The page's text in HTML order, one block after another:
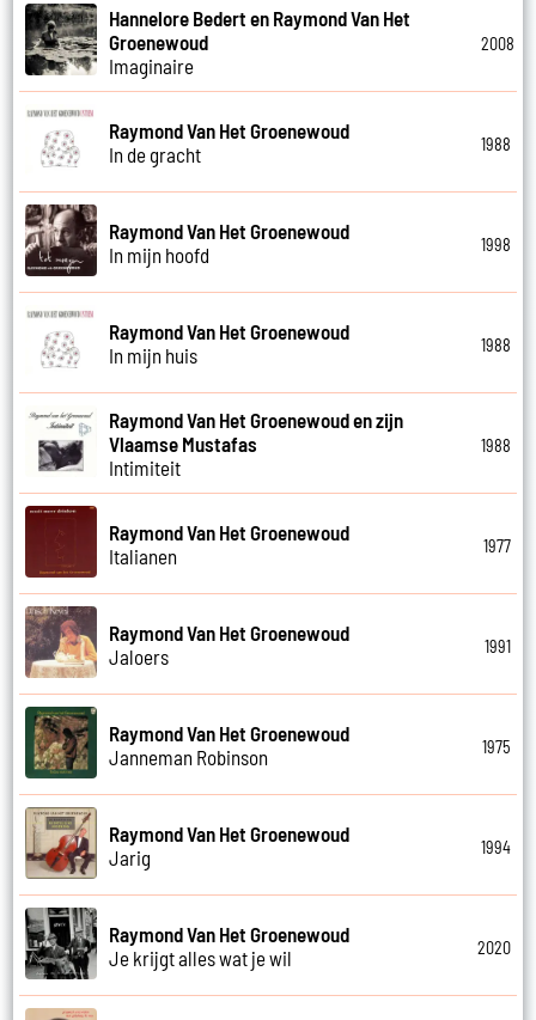
Hannelore Bedert en Raymond Van Het
Groenewoud
Imaginaire
2008
Raymond Van Het Groenewoud
In de gracht
1988
Raymond Van Het Groenewoud
In mijn hoofd
1998
Raymond Van Het Groenewoud
In mijn huis
1988
Raymond Van Het Groenewoud en zijn
Vlaamse Mustafas
Intimiteit
1988
Raymond Van Het Groenewoud
Italianen
1977
Raymond Van Het Groenewoud
Jaloers
1991
Raymond Van Het Groenewoud
Janneman Robinson
1975
Raymond Van Het Groenewoud
Jarig
1994
Raymond Van Het Groenewoud
Je krijgt alles wat je wil
2020